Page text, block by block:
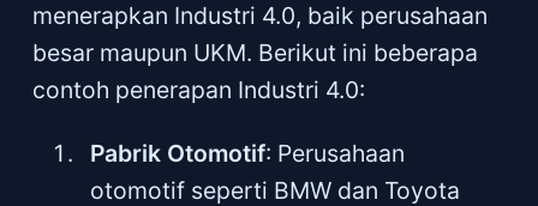
menerapkan Industri 4.0, baik perusahaan
besar maupun UKM. Berikut ini beberapa
contoh penerapan Industri 4.0:
Pabrik Otomotif: Perusahaan
otomotif seperti BMW dan Toyota